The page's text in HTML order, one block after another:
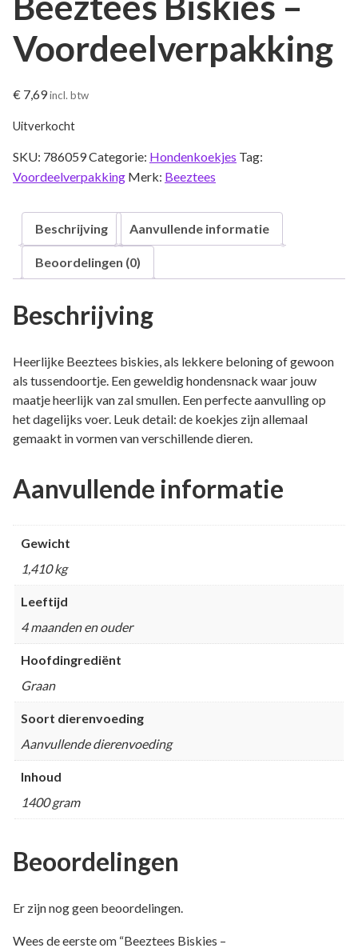
Voordeelverpakking
€ 7,69incl. btw
Uitverkocht
SKU: 786059Categorie: Hondenkoekjes Tag:
Voordeelverpakking Merk: Beeztees
Beschrijving Aanvullende informatie
Beoordelingen (0)
Beschrijving
Heerlijke Beeztees biskies, als lekkere beloning of gewoon
als tussendoortje. Een geweldig hondensnack waar jouw
maatje heerlijk van zal smullen. Een perfecte aanvulling op
het dagelijks voer. Leuk detail: de koekjes zijn allemaal
gemaakt in vormen van verschillende dieren.
Aanvullende informatie
Gewicht
1,410 kg
Leeftijd
4 maanden en ouder
Hoofdingrediënt
Graan
Soort dierenvoeding
Aanvullende dierenvoeding
Inhoud
1400 gram
Beoordelingen
Er zijn nog geen beoordelingen.
Wees de eerste om “Beeztees Biskies –